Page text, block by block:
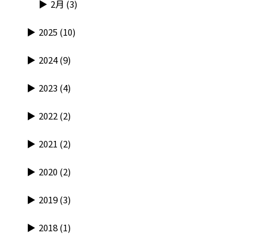
2月 (3)
2025 (10)
2024(9)
2023 (4)
2022(2)
2021 (2)
2020 (2)
2019(3)
2018(1)